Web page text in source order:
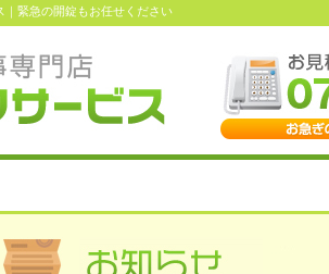
緊急の開錠もお任せください